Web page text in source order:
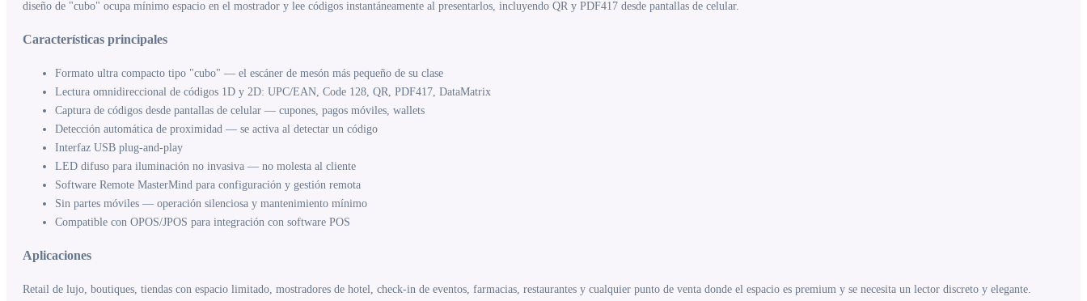
diseño de "cubo" ocupa mínimo espacio en el mostrador y lee códigos instantáneamente al presentarlos, incluyendo QR y PDF417 desde pantallas de celular.
Características principales
Formato ultra compacto tipo "cubo" — el escáner de mesón más pequeño de su clase
Lectura omnidireccional de códigos 1D y 2D: UPC/EAN, Code 128, QR, PDF417, DataMatrix
Captura de códigos desde pantallas de celular — cupones, pagos móviles, wallets
Detección automática de proximidad — se activa al detectar un código
Interfaz USB plug-and-play
LED difuso para iluminación no invasiva — no molesta al cliente
Software Remote MasterMind para configuración y gestión remota
Sin partes móviles — operación silenciosa y mantenimiento mínimo
Compatible con OPOS/JPOS para integración con software POS
Aplicaciones
Retail de lujo, boutiques, tiendas con espacio limitado, mostradores de hotel, check-in de eventos, farmacias, restaurantes y cualquier punto de venta donde el espacio es premium y se necesita un lector discreto y elegante.